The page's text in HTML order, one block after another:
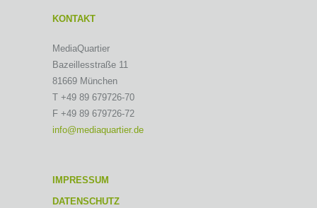
KONTAKT
MediaQuartier
Bazeillesstraße 11
81669 München
T +49 89 679726-70
F +49 89 679726-72
info@mediaquartier.de
IMPRESSUM
DATENSCHUTZ